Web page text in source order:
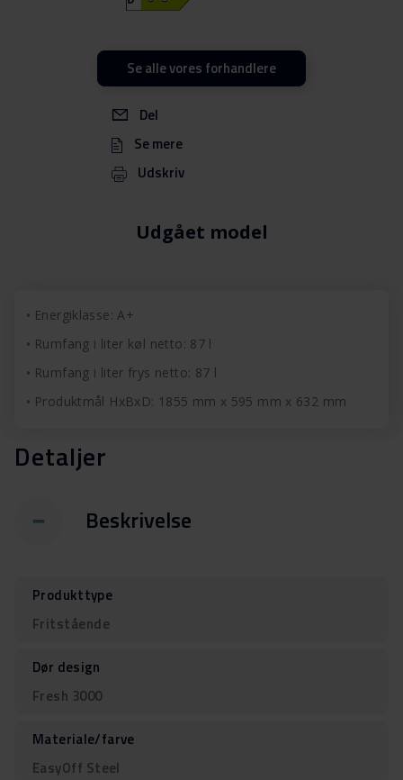
Udgået model
Del
Se mere
Udskriv
Se alle vores forhandlere
Energiklasse: A+
Rumfang i liter køl netto: 87 l
Rumfang i liter frys netto: 87 l
Produktmål HxBxD: 1855 mm x 595 mm x 632 mm
Detaljer
Beskrivelse
Produkttype
Fritstående
Dør design
Fresh 3000
Materiale/farve
EasyOff Steel